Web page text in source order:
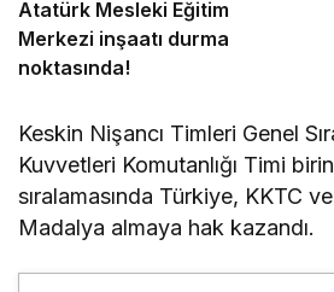
Atatürk Mesleki Eğitim
Merkezi inşaatı durma
noktasında!
Keskin Nişancı Timleri Genel
Kuvvetleri Komutanlığı Timi
sıralamasında Türkiye, KKTC
Madalya almaya hak kazandı.